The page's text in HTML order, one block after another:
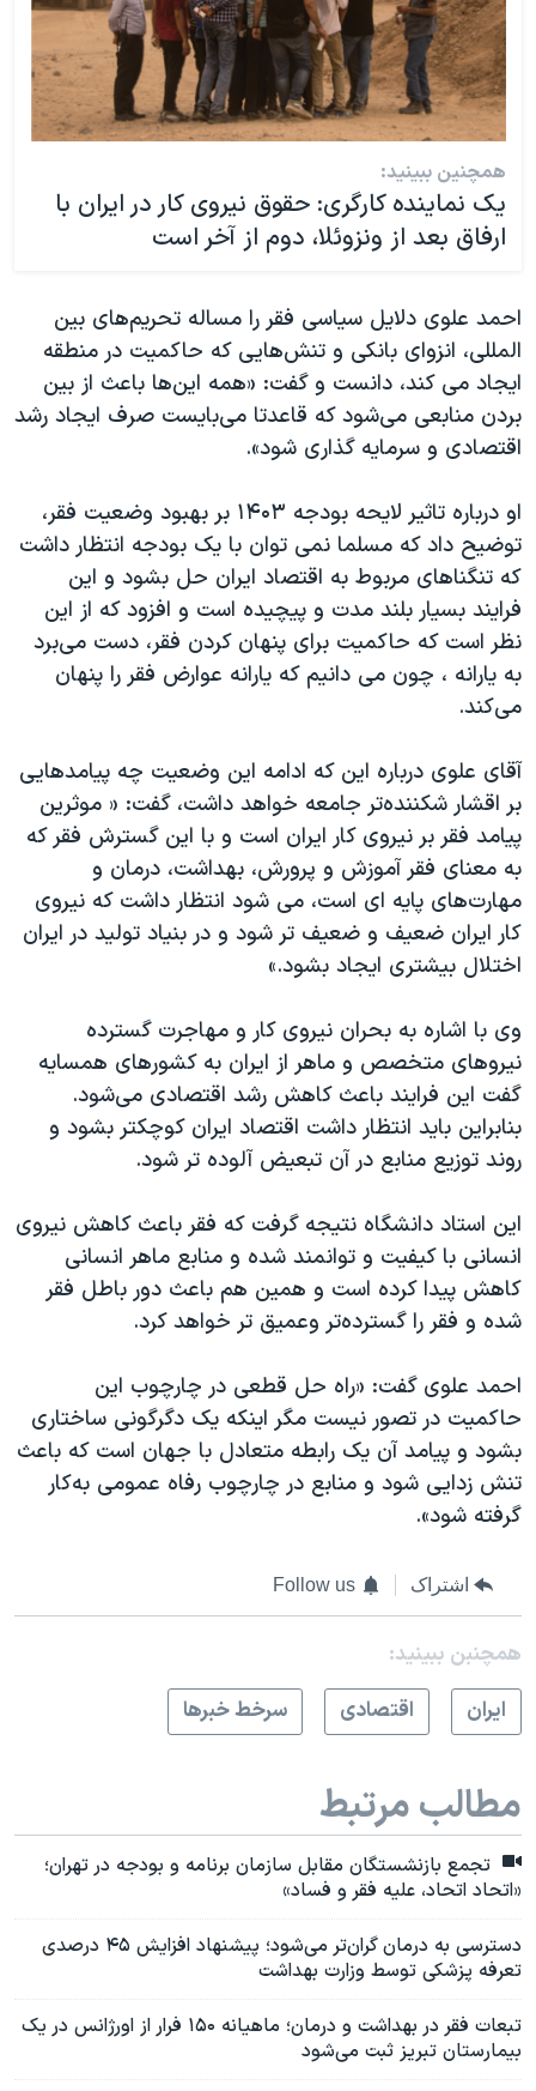
همچنین ببینید:
یک نماینده کارگری: حقوق نیروی کار در ایران با
ارفاق بعد از ونزوئلا، دوم از آخر است
احمد علوی دلایل سیاسی فقر را مساله تحریم‌های بین
المللی، انزوای بانکی و تنش‌هایی که حاکمیت در منطقه
ایجاد می کند، دانست و گفت: «همه این‌ها باعث‌ از بین
بردن منابعی می‌شود که قاعدتا می‌بایست صرف ایجاد رشد
اقتصادی و سرمایه گذاری شود».
او درباره تاثیر لایحه بودجه ۱۴۰۳ بر بهبود وضعیت فقر،
توضیح داد که مسلما نمی توان با یک بودجه انتظار داشت
که تنگناهای مربوط به اقتصاد ایران حل بشود و این
فرایند بسیار بلند مدت و پیچیده است و افزود که از این
نظر است که حاکمیت برای پنهان کردن فقر، دست می‌برد
به یارانه ، چون می دانیم که یارانه عوارض فقر را پنهان
می‌کند.
آقای علوی درباره این که ادامه این وضعیت چه پیامدهایی
بر اقشار شکننده‌تر جامعه خواهد داشت، گفت: « موثرین
پیامد فقر بر نیروی کار ایران است و با این گسترش فقر که
به معنای فقر آموزش و پرورش، بهداشت، درمان و
مهارت‌های پایه ای است، می شود انتظار داشت که نیروی
کار ایران ضعیف و ضعیف تر شود و در بنیاد تولید در ایران
اختلال بیشتری ایجاد بشود.»
وی با اشاره به بحران نیروی کار و مهاجرت گسترده
نیروهای متخصص و ماهر از ایران به کشورهای همسایه
گفت این فرایند باعث کاهش رشد اقتصادی می‌شود.
بنابراین باید انتظار داشت اقتصاد ایران کوچکتر بشود و
روند توزیع منابع در آن تبعیض آلوده تر شود.
این استاد دانشگاه نتیجه گرفت که فقر باعث کاهش نیروی
انسانی با کیفیت و توانمند شده و منابع ماهر انسانی
کاهش پیدا کرده است و همین هم باعث دور باطل فقر
شده و فقر را گسترده‌تر و‌عمیق تر خواهد کرد.
احمد علوی گفت: «راه حل قطعی در چارچوب این
حاکمیت در تصور نیست مگر اینکه یک دگرگونی ساختاری
بشود و پیامد آن یک رابطه متعادل با جهان است که باعث
تنش زدایی شود و منابع در چارچوب رفاه عمومی به‌کار
گرفته شود».
اشتراک Follow us
همچنبن ببینید:
ايران
اقتصادی سرخط خبرها
مطالب مرتبط
تجمع بازنشستگان مقابل سازمان برنامه و بودجه در تهران؛
«اتحاد اتحاد، علیه فقر و فساد»
دسترسی به درمان گران‌تر می‌شود؛ پیشنهاد افزایش ۴۵ درصدی
تعرفه پزشکی توسط وزارت بهداشت
تبعات فقر در بهداشت و درمان؛ ماهیانه ۱۵۰ فرار از اورژانس در یک
بیمارستان تبریز ثبت می‌شود